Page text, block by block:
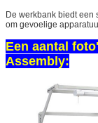
De werkbank biedt een
om gevoelige
Een aantal
Assembly: